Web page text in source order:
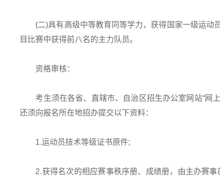
(二)具有高级中等教育同等学力，获得国家一级运动
目比赛中获得前八名的主力队员。
资格审核：
考生须在各省、直辖市、自治区招生办公室网站“网
还须向报名所在地招办提交以下资料：
1.运动员技术等级证书原件;
2.获得名次的相应赛事秩序册、成绩册，由主办赛事